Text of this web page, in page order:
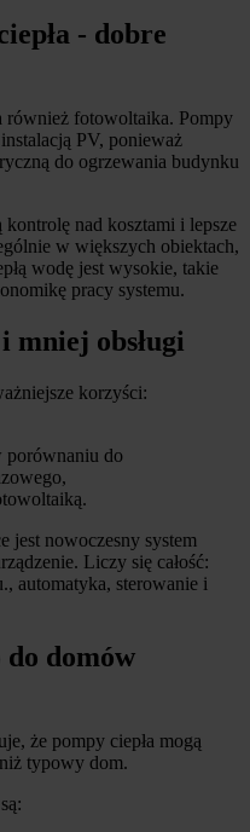
- dobre
fotowoltaika. Pompy
PV, ponieważ
do ogrzewania budynku
nad kosztami i lepsze
w większych obiektach,
wodę jest wysokie, takie
pracy systemu.
mniej obsługi
korzyści:
porównaniu do
jest nowoczesny system
Liczy się całość:
automatyka, sterowanie i
do domów
że pompy ciepła mogą
typowy dom.